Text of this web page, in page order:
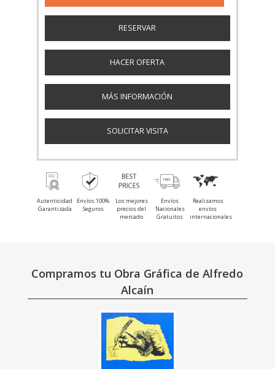
RESERVAR
HACER OFERTA
MÁS INFORMACIÓN
SOLICITAR VISITA
Autenticidad
Garantizada
Envíos 100%
Seguros
Los mejores
precios del
mercado
Envíos
Nacionales
Gratuitos
Realizamos
envíos
internacionales
Compramos tu Obra Gráfica de Alfredo
Alcaín